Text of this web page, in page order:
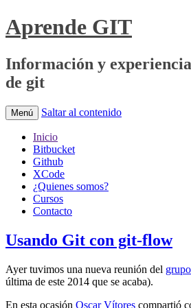
Aprende GIT
Información y
de git
Menú Saltar al contenido
Inicio
Bitbucket
Github
XCode
¿Quienes somos?
Cursos
Contacto
Usando Git con git-flow
Ayer tuvimos una nueva reunión del
última de este 2014 que se acaba).
En esta ocasión Oscar Vítores compartió